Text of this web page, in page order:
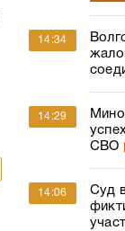
14:34
14:29
СВО
14:06
Суд